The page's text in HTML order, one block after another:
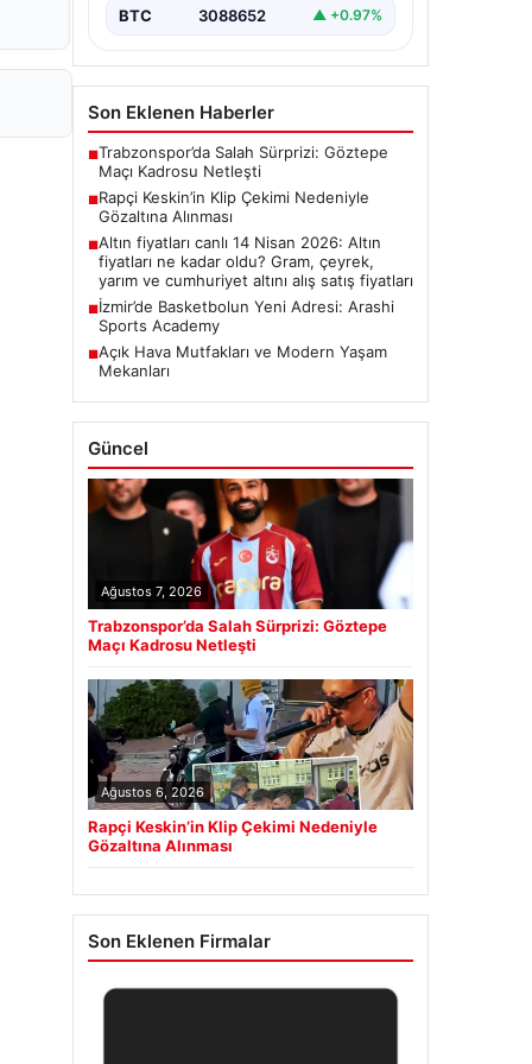
BTC 3088652 ▲ +0.97%
Son Eklenen Haberler
■Trabzonspor’da Salah Sürprizi: Göztepe
Maçı Kadrosu Netleşti
■Rapçi Keskin’in Klip Çekimi Nedeniyle
Gözaltına Alınması
■Altın fiyatları canlı 14 Nisan 2026: Altın
fiyatları ne kadar oldu? Gram, çeyrek,
yarım ve cumhuriyet altını alış satış fiyatları
■İzmir’de Basketbolun Yeni Adresi: Arashi
Sports Academy
■Açık Hava Mutfakları ve Modern Yaşam
Mekanları
Güncel
Ağustos 7, 2026
Trabzonspor’da Salah Sürprizi: Göztepe
Maçı Kadrosu Netleşti
Ağustos 6, 2026
Rapçi Keskin’in Klip Çekimi Nedeniyle
Gözaltına Alınması
Son Eklenen Firmalar